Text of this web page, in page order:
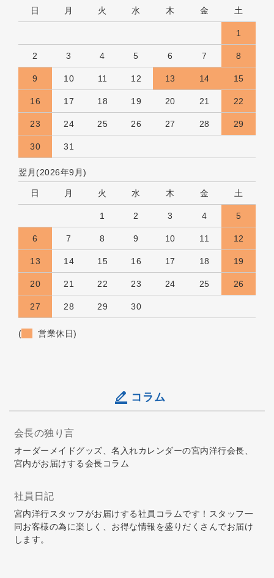
日 月 火 水 木 金 土
1
2 3 4 5 6 7 8
9 10 11 12 13 14 15
16 17 18 19 20 21 22
23 24 25 26 27 28 29
30 31
翌月(2026年9月)
日 月 火 水 木 金 土
1 2 3 4 5
6 7 8 9 10 11 12
13 14 15 16 17 18 19
20 21 22 23 24 25 26
27 28 29 30
( 営業休日)
コラム
会長の独り言
オーダーメイドグッズ、名入れカレンダーの宮内洋行会長、
宮内がお届けする会長コラム
社員日記
宮内洋行スタッフがお届けする社員コラムです！スタッフ一
同お客様の為に楽しく、お得な情報を盛りだくさんでお届け
します。